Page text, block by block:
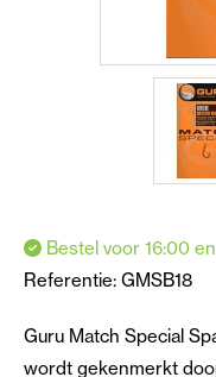
Bestel voor 16:00
Referentie: GMSB18
Guru Match Special
wordt gekenmerkt